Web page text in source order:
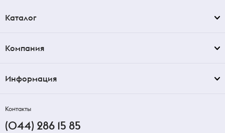
Каталог
Компания
Информация
Контакты
(044) 286 15 85